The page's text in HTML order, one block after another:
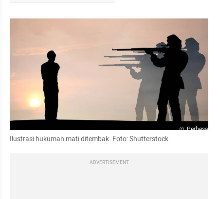
Perbesar
Ilustrasi hukuman mati ditembak. Foto: Shutterstock
ADVERTISEMENT